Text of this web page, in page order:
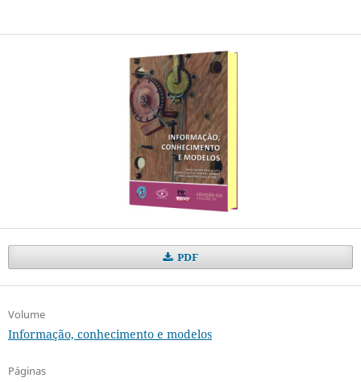
PDF
Volume
Informação, conhecimento e modelos
Páginas